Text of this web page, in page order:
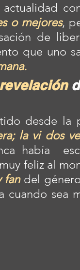
o mejores,
de
que uno
revelación
desde la
la vi dos
había
feliz al
fan del
sea